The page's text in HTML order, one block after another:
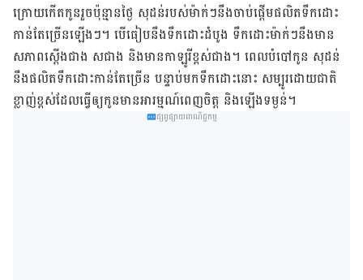
ក្រោយ​​កើត​កូន​រួច​ប៉ុន្មាន​ថ្ងៃ ​សុដន់​របស់​ម៉ាក់ៗ​​នឹង​ចាប់​ផ្តើម​ផលិត​ទឹក​ដោះ​
កាន់​តែ​ច្រើន​ឡើង​ៗ។ បើ​​ធៀប​នឹង​ទឹកដោះ​ដំបូង ទឹក​ដោះ​ម៉ាក់ៗ​នឹង​មាន​
សភាព​ស្តើង​ជាង ស​ជាង និង​មាន​កាឡូរី​ខ្ពស់​ជាង។ ​​ពេល​​​បំបៅ​កូន​​ សុដន់​​
នឹង​ផលិត​ទឹក​ដោះ​កាន់​តែ​ច្រើន បន្ទាប់​មក​ទឹក​ដោះ​​នោះ សម្បូរ​ដោយ​ជាតិ​
ខ្លាញ់​ខ្ពស់​ដែល​ធ្វើ​ឲ្យ​កូន​​​មាន​អារម្មណ៍​ពេញ​ចិត្ត និង​ឡើង​​ទម្ងន់។
ផ្សព្វផ្សាយពាណិជ្ជកម្ម